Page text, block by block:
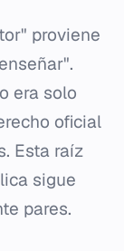
proviene
era solo
oficial
Esta raíz
sigue
pares.